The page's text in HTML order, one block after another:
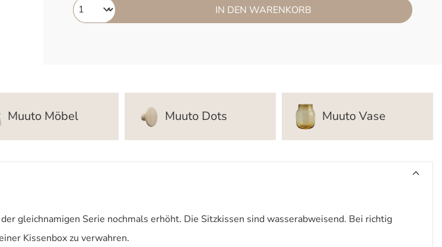
IN DEN WARENKORB
Muuto Möbel Muuto Dots Muuto Vase
gleichnamigen Serie nochmals erhöht. Die Sitzkissen sind wasserabweisend. Bei richtig
Kissenbox zu verwahren.